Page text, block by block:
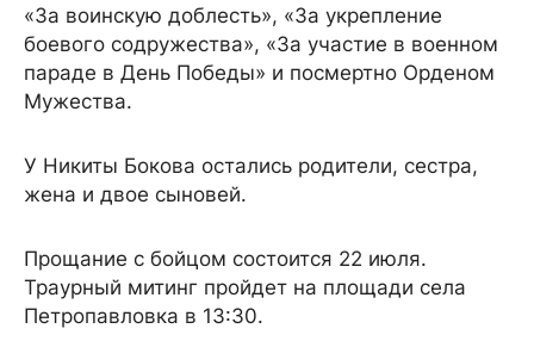
«За воинскую доблесть», «За укрепление
боевого содружества», «За участие в военном
параде в День Победы» и посмертно Орденом
Мужества.
У Никиты Бокова остались родители, сестра,
жена и двое сыновей.
Прощание с бойцом состоится 22 июля.
Траурный митинг пройдет на площади села
Петропавловка в 13:30.